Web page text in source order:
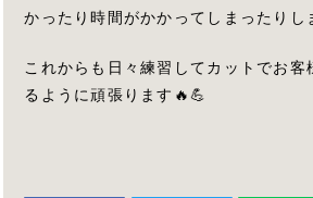
かったり時間がかかってしまったりし
これからも日々練習してカットでお客
るように頑張ります🔥💪